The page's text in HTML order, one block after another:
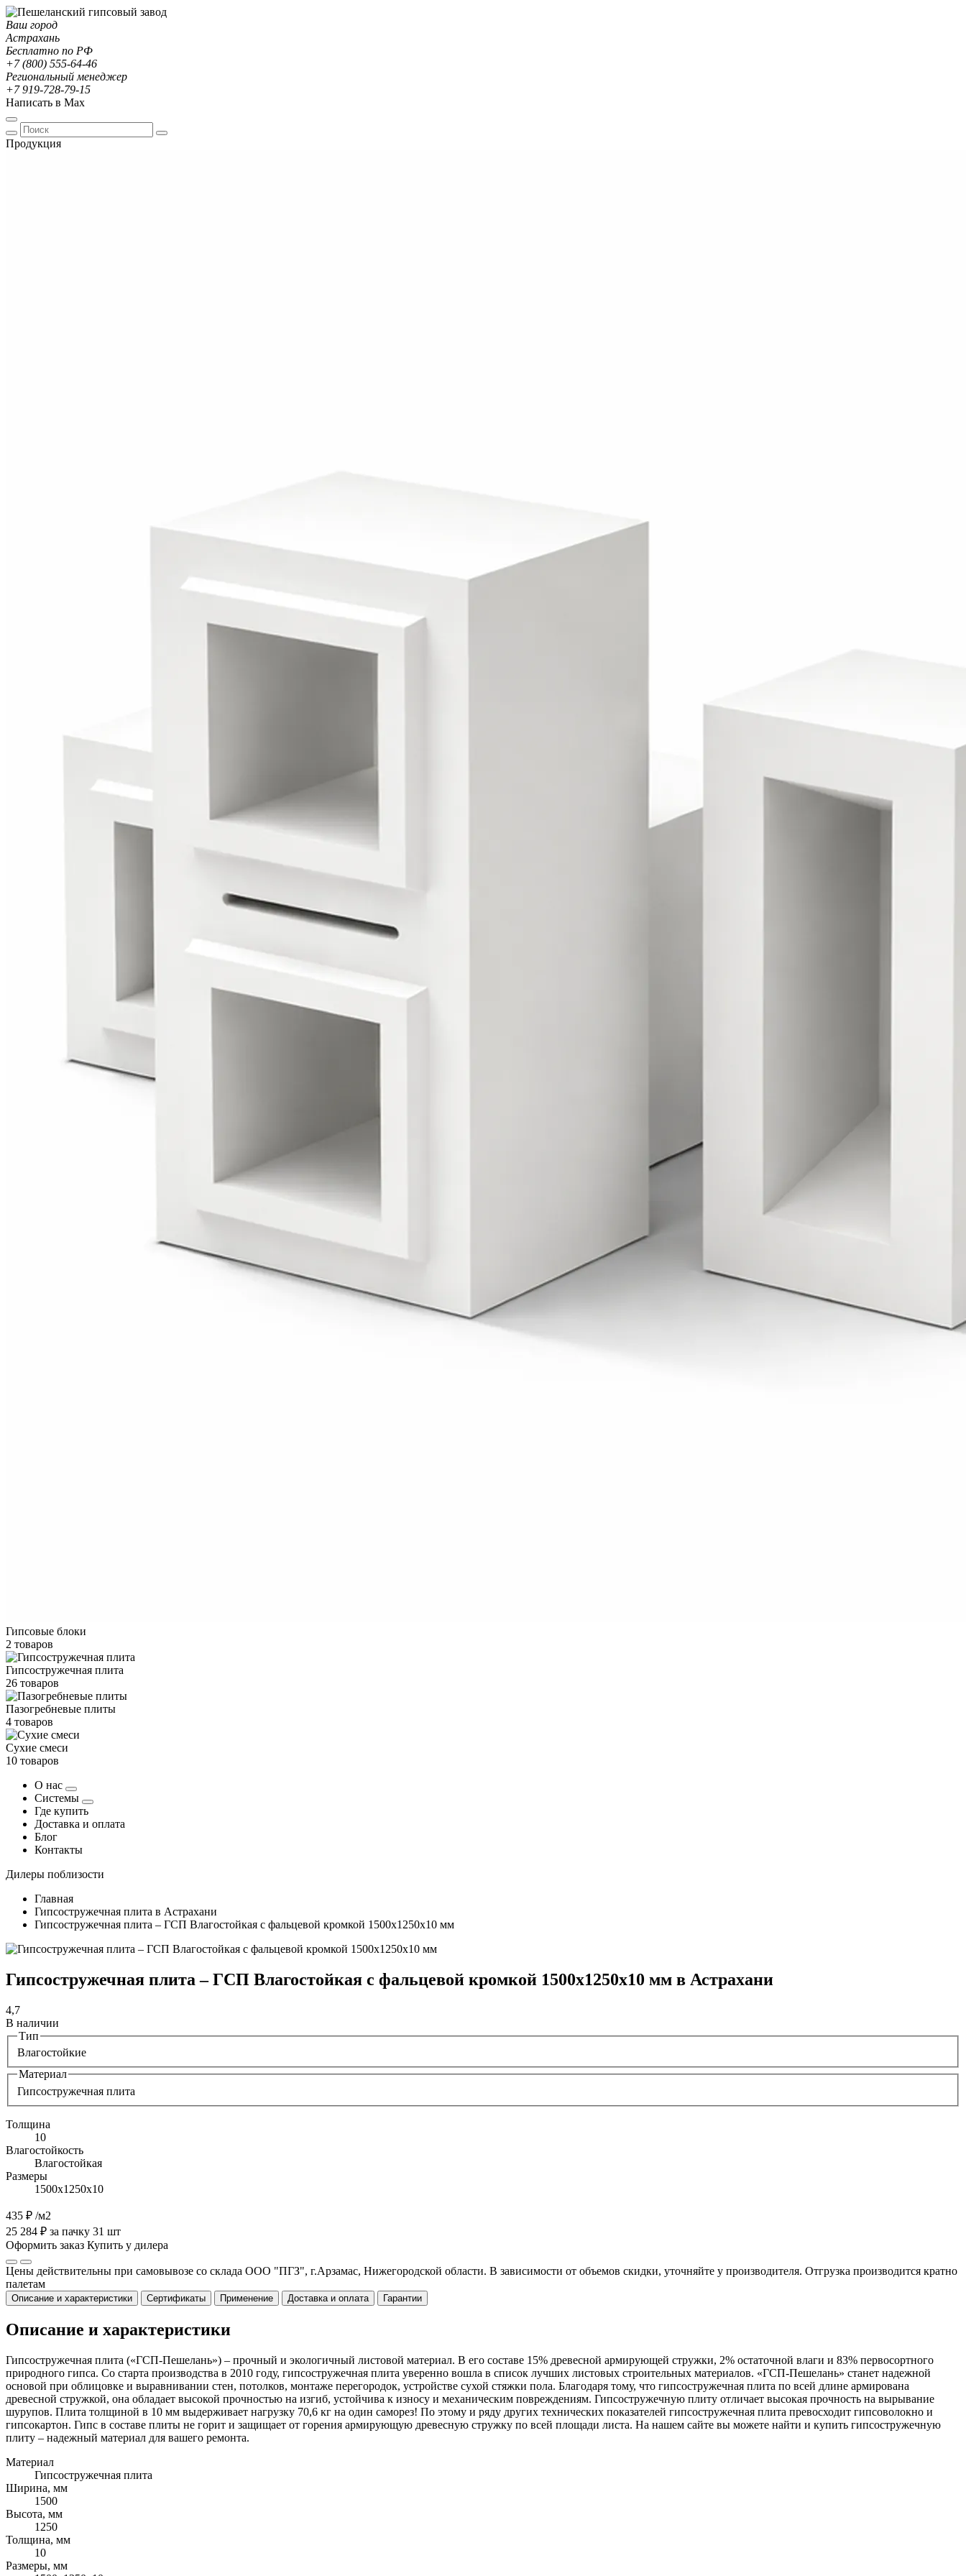
Ваш город
Астрахань
Бесплатно по РФ
+7 (800) 555-64-46
Региональный менеджер
+7 919-728-79-15
Написать в Max
Продукция
Гипсовые блоки
2 товаров
Гипсостружечная плита
26 товаров
Пазогребневые плиты
4 товаров
Сухие смеси
10 товаров
О нас
Системы
Где купить
Доставка и оплата
Блог
Контакты
Дилеры поблизости
Главная
Гипсостружечная плита в Астрахани
Гипсостружечная плита – ГСП Влагостойкая с фальцевой кромкой 1500х1250х10 мм
Гипсостружечная плита – ГСП Влагостойкая с фальцевой кромкой 1500х1250х10 мм в Астрахани
4,7
В наличии
Тип
Влагостойкие
Материал
Гипсостружечная плита
Толщина
10
Влагостойкость
Влагостойкая
Размеры
1500х1250х10
435 ₽ /м2
25 284 ₽ за пачку 31 шт
Оформить заказ Купить у дилера
Цены действительны при самовывозе со склада ООО "ПГЗ", г.Арзамас, Нижегородской области. В зависимости от объемов скидки, уточняйте у производителя. Отгрузка производится кратно
палетам
Описание и характеристики Сертификаты Применение Доставка и оплата Гарантии
Описание и характеристики
Гипсостружечная плита («ГСП-Пешелань») – прочный и экологичный листовой материал. В его составе 15% древесной армирующей стружки, 2% остаточной влаги и 83% первосортного
природного гипса. Со старта производства в 2010 году, гипсостружечная плита уверенно вошла в список лучших листовых строительных материалов. «ГСП-Пешелань» станет надежной
основой при облицовке и выравнивании стен, потолков, монтаже перегородок, устройстве сухой стяжки пола. Благодаря тому, что гипсостружечная плита по всей длине армирована
древесной стружкой, она обладает высокой прочностью на изгиб, устойчива к износу и механическим повреждениям. Гипсостружечную плиту отличает высокая прочность на вырывание
шурупов. Плита толщиной в 10 мм выдерживает нагрузку 70,6 кг на один саморез! По этому и ряду других технических показателей гипсостружечная плита превосходит гипсоволокно и
гипсокартон. Гипс в составе плиты не горит и защищает от горения армирующую древесную стружку по всей площади листа. На нашем сайте вы можете найти и купить гипсостружечную
плиту – надежный материал для вашего ремонта.
Материал
Гипсостружечная плита
Ширина, мм
1500
Высота, мм
1250
Толщина, мм
10
Размеры, мм